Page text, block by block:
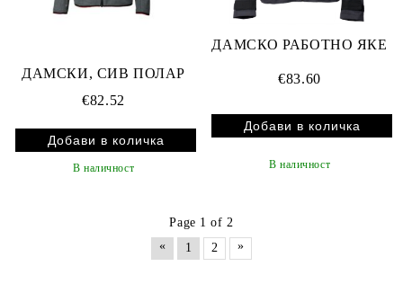
ДАМСКИ, СИВ ПОЛАР
€82.52
В наличност
ДАМСКО РАБОТНО ЯКЕ
€83.60
В наличност
Page 1 of 2
«
1 2 »